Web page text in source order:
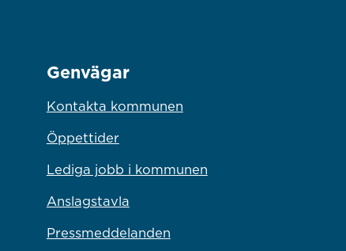
Genvägar
Kontakta kommunen
Öppettider
Lediga jobb i kommunen
Anslagstavla
Pressmeddelanden